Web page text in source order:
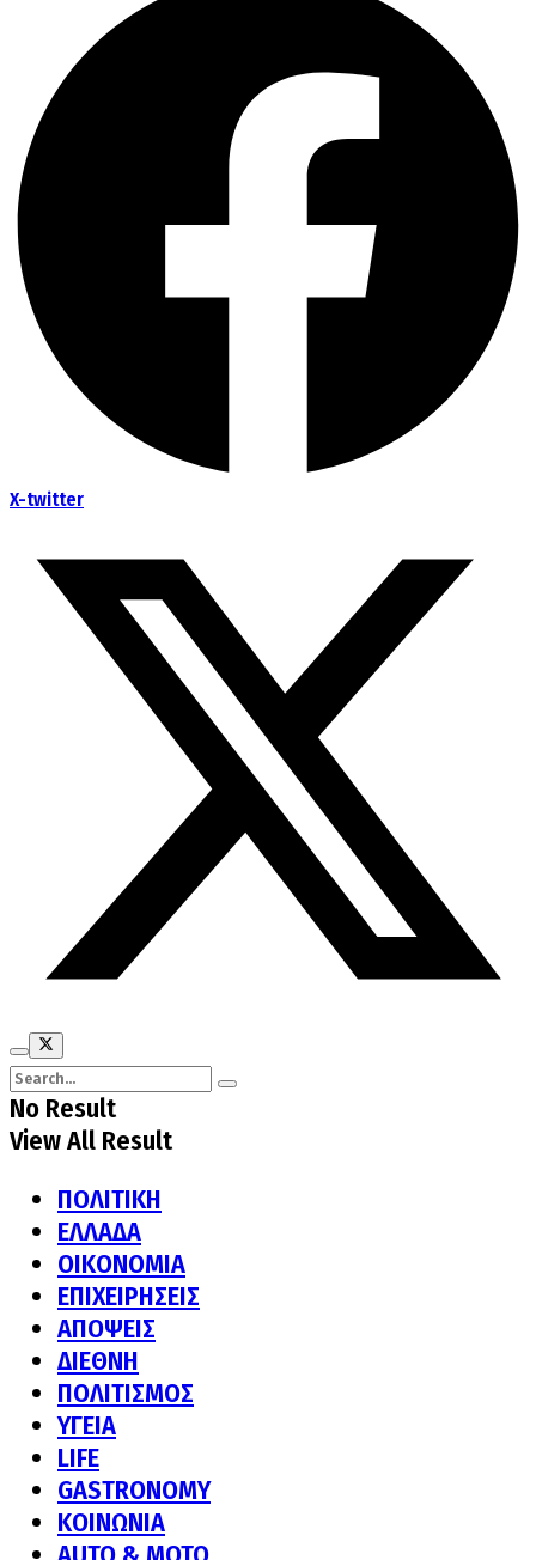
X-twitter
No Result
View All Result
ΠΟΛΙΤΙΚΗ
ΕΛΛΑΔΑ
ΟΙΚΟΝΟΜΙΑ
ΕΠΙΧΕΙΡΗΣΕΙΣ
ΑΠΟΨΕΙΣ
ΔΙΕΘΝΗ
ΠΟΛΙΤΙΣΜΟΣ
ΥΓΕΙΑ
LIFE
GASTRONOMY
ΚΟΙΝΩΝΙΑ